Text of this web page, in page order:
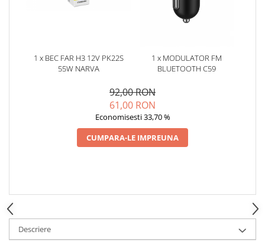
Marcaje si Echipamente de
Echipamente Electrice si
Echipamente ADR si Utilitare
Aditivi Combustibil
Aditivi Ulei Motor
Aditivi DPF, Sistem Racire si
Servodirectie
1 x BEC FAR H3 12V PK22S
55W NARVA
1 x MODULATOR FM
BLUETOOTH C59
92,00 RON
61,00 RON
Economisesti 33,70 %
CUMPARA-LE IMPREUNA
Descriere